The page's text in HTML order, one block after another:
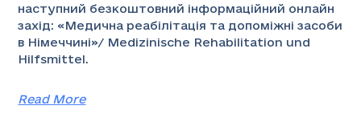
наступний безкоштовний інформаційний онлайн
захід: «Медична реабілітація та допоміжні засоби
в Німеччині»/ Medizinische Rehabilitation und
Hilfsmittel.
Read More